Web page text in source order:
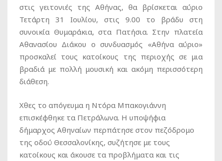
στις γειτονιές της Αθήνας, θα βρίσκεται αύριο
Τετάρτη 31 Ιουλίου, στις 9.00 το βράδυ στη
συνοικία Θυμαράκια, στα Πατήσια. Στην πλατεία
Αθανασίου Διάκου ο συνδυασμός «Αθήνα αύριο»
προσκαλεί τους κατοίκους της περιοχής σε μια
βραδιά με πολλή μουσική και ακόμη περισσότερη
διάθεση.
Χθες το απόγευμα η Ντόρα Μπακογιάννη
επισκέφθηκε τα Πετράλωνα. Η υποψήφια
δήμαρχος Αθηναίων περπάτησε στον πεζόδρομο
της οδού Θεσσαλονίκης, συζήτησε με τους
κατοίκους και άκουσε τα προβλήματα και τις